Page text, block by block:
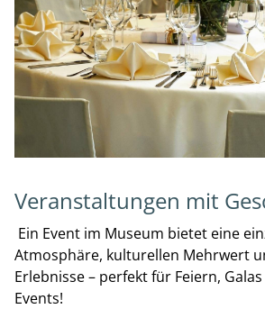
Veranstaltungen mit
Ein Event im Museum bietet eine
Atmosphäre, kulturellen Mehrwert
Erlebnisse – perfekt für Feiern,
Events!